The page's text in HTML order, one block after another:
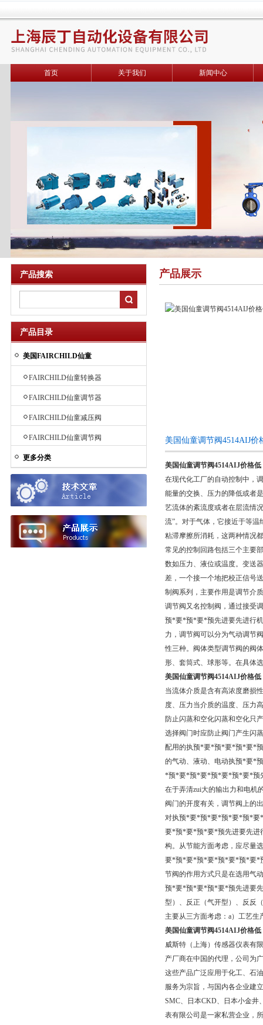
首页 关于我们 新闻中心
产品搜索
产品目录
美国FAIRCHILD仙童
FAIRCHILD仙童转换器
FAIRCHILD仙童调节器
FAIRCHILD仙童减压阀
FAIRCHILD仙童调节阀
更多分类
产品展示
美国仙童调节阀4514AIJ价
美国仙童调节阀4514AIJ价格低
在现代化工厂的自动控制中，
能量的交换、压力的降低或者
艺流体的紊流度或者在层流情
流”。对于气体，它接近于等
粘滞摩擦所消耗，这两种情况
常见的控制回路包括三个主要
数如压力、液位或温度。变送
差，一个接一个地把校正信号
制阀系列，主要作用是调节介
调节阀又名控制阀，通过接受
预*要*预*要*预先进要先进行
力，调节阀可以分为气动调节
性三种。阀体类型调节阀的阀
形、套筒式、球形等。在具体
美国仙童调节阀4514AIJ价格低
当流体介质是含有高浓度磨损
度、压力当介质的温度、压力
防止闪蒸和空化闪蒸和空化只
选择阀门时应防止阀门产生闪
配用的执预*要*预*要*预*要*
的气动、液动、电动执预*要*
*预*要*预*要*预*要*预*要*预
在于弄清zui大的输出力和电
阀门的开度有关，调节阀上的
对执预*要*预*要*预*要*预*要
要*预*要*预*要*预先进要先进
构。从节能方面考虑，应尽量
要*预*要*预*要*预*要*预*要*
节阀的作用方式只是在选用气
预*要*预*要*预*要*预先进要
型）、反正（气开型）、反反
主要从三方面考虑：a）工艺生
美国仙童调节阀4514AIJ价格低
威斯特（上海）传感器仪表有
产厂商在中国的代理，公司为
这些产品广泛应用于化工、石
服务为宗旨，与国内各企业建
SMC、日本CKD、日本小金井
表有限公司是一家私营企业，